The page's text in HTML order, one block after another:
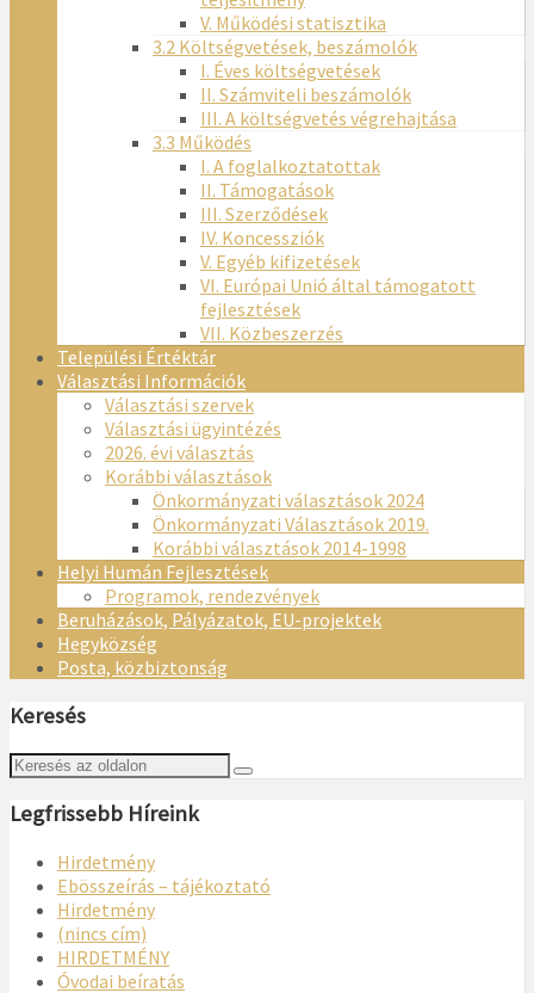
V. Működési statisztika
3.2 Költségvetések, beszámolók
I. Éves költségvetések
II. Számviteli beszámolók
III. A költségvetés végrehajtása
3.3 Működés
I. A foglalkoztatottak
II. Támogatások
III. Szerződések
IV. Koncessziók
V. Egyéb kifizetések
VI. Európai Unió által támogatott
fejlesztések
VII. Közbeszerzés
Települési Értéktár
Választási Információk
Választási szervek
Választási ügyintézés
2026. évi választás
Korábbi választások
Önkormányzati választások 2024
Önkormányzati Választások 2019.
Korábbi választások 2014-1998
Helyi Humán Fejlesztések
Programok, rendezvények
Beruházások, Pályázatok, EU-projektek
Hegyközség
Posta, közbiztonság
Keresés
Legfrissebb Híreink
Hirdetmény
Ebösszeírás – tájékoztató
Hirdetmény
(nincs cím)
HIRDETMÉNY
Óvodai beíratás